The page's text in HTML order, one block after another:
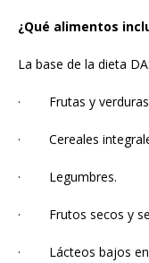
¿Qué alimentos
La base de la dieta
· Frutas y verduras
· Cereales
· Legumbres.
· Frutos secos y
· Lácteos bajos en